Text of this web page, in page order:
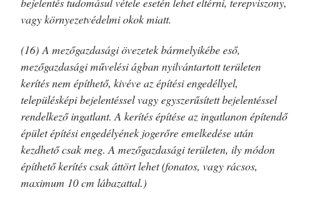
vagy környezetvédelmi okok miatt.
(16) A mezőgazdasági övezetek bármelyikébe eső,
mezőgazdasági művelési ágban nyilvántartott területen
kerítés nem építhető, kivéve az építési engedéllyel,
településképi bejelentéssel vagy egyszerűsített bejelentéssel
rendelkező ingatlant. A kerítés építése az ingatlanon építendő
épület építési engedélyének jogerőre emelkedése után
kezdhető csak meg. A mezőgazdasági területen, ily módon
építhető kerítés csak áttört lehet (fonatos, vagy rácsos,
maximum 10 cm lábazattal.)